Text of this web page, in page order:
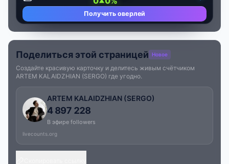
Получить оверлей
Поделиться этой страницей Новое
Создайте красивую карточку и делитесь живым счётчиком
ARTEM KALAIDZHIAN (SERGO) где угодно.
ARTEM KALAIDZHIAN (SERGO)
4 897 228
В эфире followers
livecounts.org